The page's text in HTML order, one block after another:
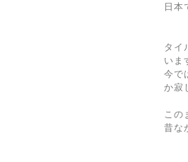
日本
タイ
いま
今で
か寂
この
昔な